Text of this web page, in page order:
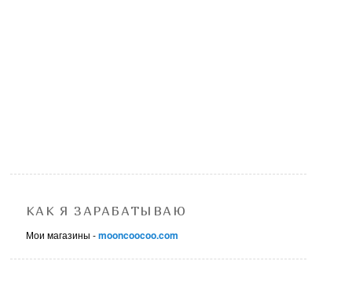
КАК Я ЗАРАБАТЫВАЮ
Мои магазины -mooncoocoo.com